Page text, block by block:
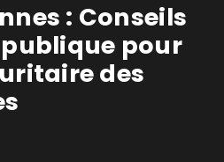
: Conseils
pour
des